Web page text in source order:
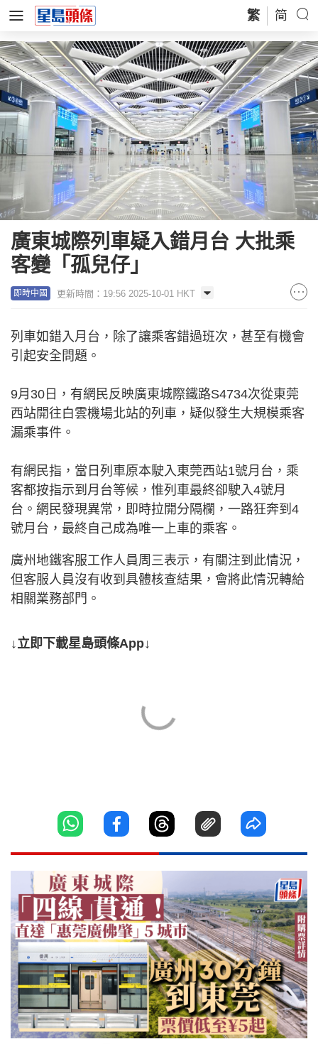
繁 简
廣東城際列車疑入錯月台 大批乘
客變「孤兒仔」
即時中國 更新時間：19:56 2025-10-01 HKT
列車如錯入月台，除了讓乘客錯過班次，甚至有機會
引起安全問題。
9月30日，有網民反映廣東城際鐵路S4734次從東莞
西站開往白雲機場北站的列車，疑似發生大規模乘客
漏乘事件。
有網民指，當日列車原本駛入東莞西站1號月台，乘
客都按指示到月台等候，惟列車最終卻駛入4號月
台。網民發現異常，即時拉開分隔欄，一路狂奔到4
號月台，最終自己成為唯一上車的乘客。
廣州地鐵客服工作人員周三表示，有關注到此情況，
但客服人員沒有收到具體核查結果，會將此情況轉給
相關業務部門。
↓立即下載星島頭條App↓